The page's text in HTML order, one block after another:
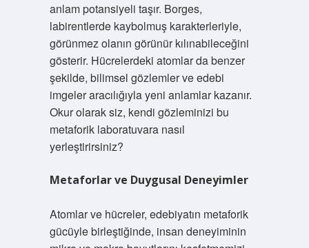
anlam potansiyeli taşır. Borges,
labirentlerde kaybolmuş karakterleriyle,
görünmez olanın görünür kılınabileceğini
gösterir. Hücrelerdeki atomlar da benzer
şekilde, bilimsel gözlemler ve edebi
imgeler aracılığıyla yeni anlamlar kazanır.
Okur olarak siz, kendi gözleminizi bu
metaforik laboratuvara nasıl
yerleştirirsiniz?
Metaforlar ve Duygusal Deneyimler
Atomlar ve hücreler, edebiyatın metaforik
gücüyle birleştiğinde, insan deneyiminin